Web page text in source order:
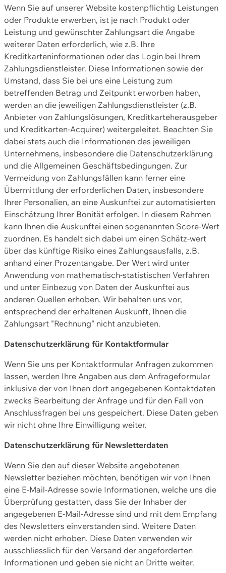
Wenn Sie auf unserer Website kostenpflichtig Leistungen
oder Produkte erwerben, ist je nach Produkt oder
Leistung und gewünschter Zahlungsart die Angabe
weiterer Daten erforderlich, wie z.B. Ihre
Kreditkarteninformationen oder das Login bei Ihrem
Zahlungsdienstleister. Diese Informationen sowie der
Umstand, dass Sie bei uns eine Leistung zum
betreffenden Betrag und Zeitpunkt erworben haben,
werden an die jeweiligen Zahlungsdienstleister (z.B.
Anbieter von Zahlungslösungen, Kreditkarteherausgeber
und Kreditkarten-Acquirer) weitergeleitet. Beachten Sie
dabei stets auch die Informationen des jeweiligen
Unternehmens, insbesondere die Datenschutzerklärung
und die Allgemeinen Geschäftsbedingungen. Zur
Vermeidung von Zahlungsfällen kann ferner eine
Übermittlung der erforderlichen Daten, insbesondere
Ihrer Personalien, an eine Auskunftei zur automatisierten
Einschätzung Ihrer Bonität erfolgen. In diesem Rahmen
kann Ihnen die Auskunftei einen sogenannten Score-Wert
zuordnen. Es handelt sich dabei um einen Schätz-wert
über das künftige Risiko eines Zahlungsausfalls, z.B.
anhand einer Prozentangabe. Der Wert wird unter
Anwendung von mathematisch-statistischen Verfahren
und unter Einbezug von Daten der Auskunftei aus
anderen Quellen erhoben. Wir behalten uns vor,
entsprechend der erhaltenen Auskunft, Ihnen die
Zahlungsart "Rechnung" nicht anzubieten.
Datenschutzerklärung für Kontaktformular
Wenn Sie uns per Kontaktformular Anfragen zukommen
lassen, werden Ihre Angaben aus dem Anfrageformular
inklusive der von Ihnen dort angegebenen Kontaktdaten
zwecks Bearbeitung der Anfrage und für den Fall von
Anschlussfragen bei uns gespeichert. Diese Daten geben
wir nicht ohne Ihre Einwilligung weiter.
Datenschutzerklärung für Newsletterdaten
Wenn Sie den auf dieser Website angebotenen
Newsletter beziehen möchten, benötigen wir von Ihnen
eine E-Mail-Adresse sowie Informationen, welche uns die
Überprüfung gestatten, dass Sie der Inhaber der
angegebenen E-Mail-Adresse sind und mit dem Empfang
des Newsletters einverstanden sind. Weitere Daten
werden nicht erhoben. Diese Daten verwenden wir
ausschliesslich für den Versand der angeforderten
Informationen und geben sie nicht an Dritte weiter.